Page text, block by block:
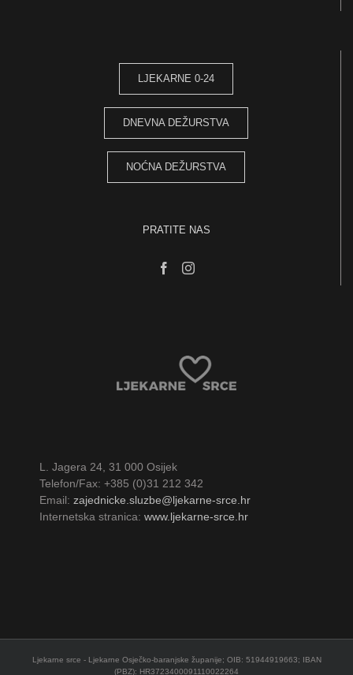
LJEKARNE 0-24
DNEVNA DEŽURSTVA
NOĆNA DEŽURSTVA
PRATITE NAS
L. Jagera 24, 31 000 Osijek
Telefon/Fax: +385 (0)31 212 342
Email: zajednicke.sluzbe@ljekarne-srce.hr
Internetska stranica: www.ljekarne-srce.hr
Ljekarne srce - Ljekarne Osječko-baranjske županije; OIB: 51944919663; IBAN
(PBZ): HR3723400091110022264